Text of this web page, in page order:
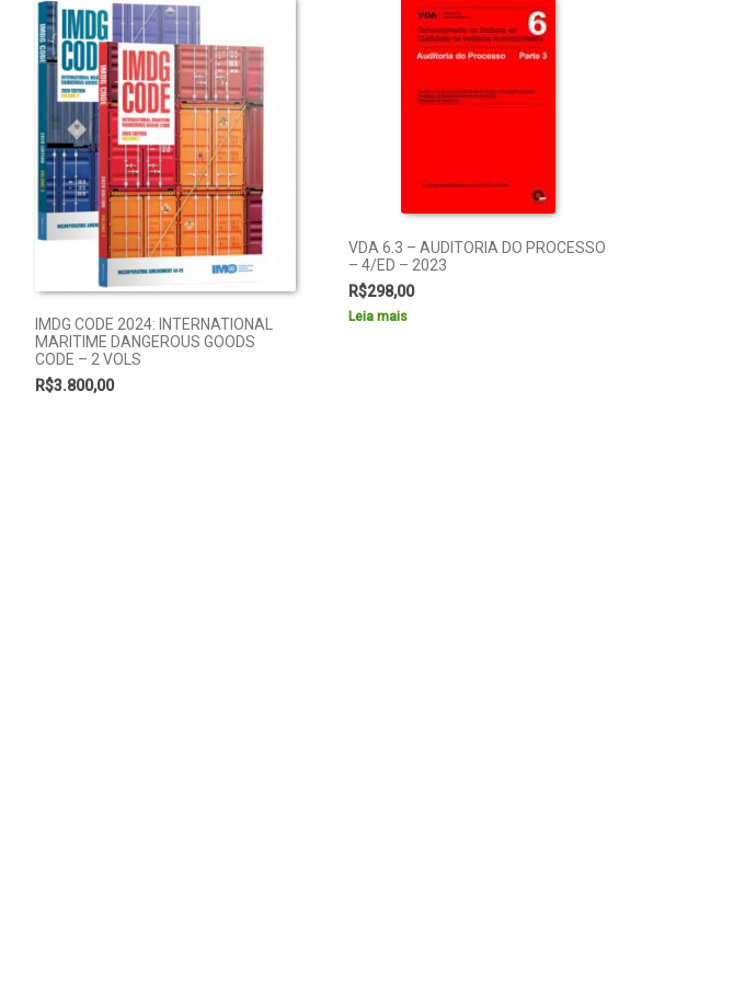
IMDG CODE 2024: INTERNATIONAL
MARITIME DANGEROUS GOODS
CODE – 2 VOLS
R$3.800,00
VDA 6.3 – AUDITORIA DO PROCESSO
– 4/ED – 2023
R$298,00
Leia mais